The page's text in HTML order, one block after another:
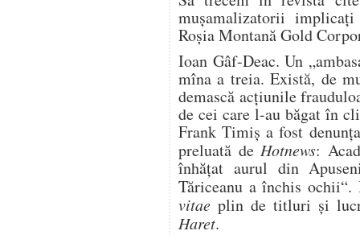
muşamalizatorii
Roşia Montană Gold
Ioan Gâf-Deac. Un
mîna a treia. Există, de
demască acţiunile
de cei care l-au băgat în
Frank Timiş a fost
preluată deHotnews:
înhăţat aurul din
Tăriceanu a închis
vitae plin de titluri şi
Haret.